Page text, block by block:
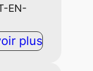
EN-
plus